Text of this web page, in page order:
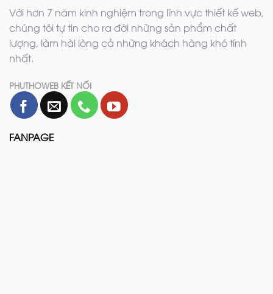
Với hơn 7 năm kinh nghiệm trong lĩnh vực thiết kế web,
chúng tôi tự tin cho ra đời những sản phẩm chất
lượng, làm hài lòng cả những khách hàng khó tính
nhất.
PHUTHOWEB KẾT NỐI
FANPAGE